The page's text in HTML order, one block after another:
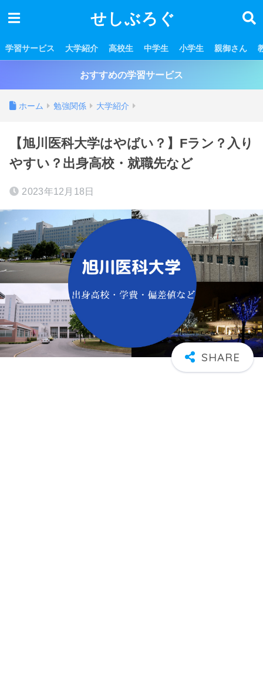
せしぶろぐ
学習サービス 大学紹介 高校生 中学生 小学生 親御さん
おすすめの学習サービス
ホーム 勉強関係 大学紹介
【旭川医科大学はやばい？】Fラン？入り
やすい？出身高校・就職先など
2023年12月18日